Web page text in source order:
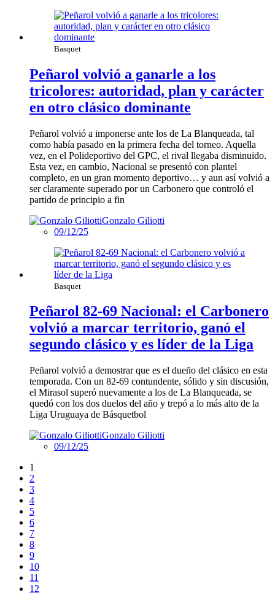
Basquet
Peñarol volvió a ganarle a los
tricolores: autoridad, plan y carácter
en otro clásico dominante
Peñarol volvió a imponerse ante los de La Blanqueada, tal
como había pasado en la primera fecha del torneo. Aquella
vez, en el Polideportivo del GPC, el rival llegaba disminuido.
Esta vez, en cambio, Nacional se presentó con plantel
completo, en un gran momento deportivo… y aun así volvió a
ser claramente superado por un Carbonero que controló el
partido de principio a fin
Gonzalo Giliotti
09/12/25
Basquet
Peñarol 82-69 Nacional: el Carbonero
volvió a marcar territorio, ganó el
segundo clásico y es líder de la Liga
Peñarol volvió a demostrar que es el dueño del clásico en esta
temporada. Con un 82-69 contundente, sólido y sin discusión,
el Mirasol superó nuevamente a los de La Blanqueada, se
quedó con los dos duelos del año y trepó a lo más alto de la
Liga Uruguaya de Básquetbol
Gonzalo Giliotti
09/12/25
1
2
3
4
5
6
7
8
9
10
11
12